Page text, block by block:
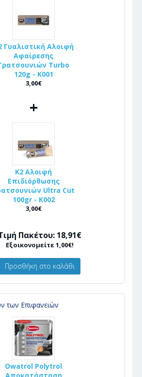
Γυαλιστική Αλοιφή
Αφαίρεσης
Turbo
120g - K001
3,00€
+
K2 Αλοιφή
Επιδιόρθωσης
Ultra Cut
100gr - Κ002
3,00€
Πακέτου: 18,91€
Εξοικονομείτε 1,00€!
Προσθήκη στο καλάθι
των Επιφανειών
Owatrol Polytrol
Αποκατάσταση